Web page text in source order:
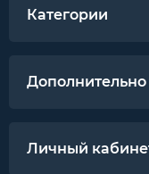
Категории
Дополнительно
Личный